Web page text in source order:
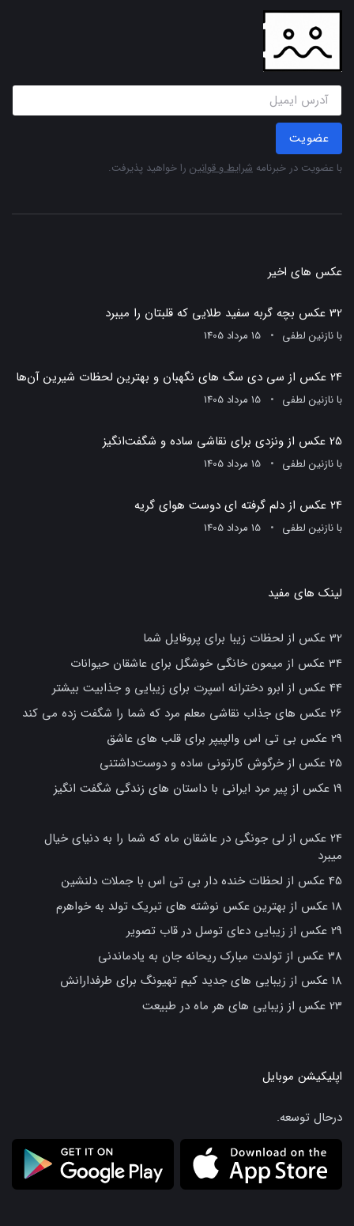
عضویت
با عضویت در خبرنامه شرایط و قوانین را خواهید پذیرفت.
عکس های اخیر
32 عکس بچه گربه سفید طلایی که قلبتان را میبرد
بانازنین لطفی 15 مرداد 1405
24 عکس از سی دی سگ های نگهبان و بهترین لحظات شیرین آن‌ها
بانازنین لطفی 15 مرداد 1405
25 عکس از ونزدی برای نقاشی ساده و شگفت‌انگیز
بانازنین لطفی 15 مرداد 1405
24 عکس از دلم گرفته ای دوست هوای گریه
بانازنین لطفی 15 مرداد 1405
لینک های مفید
32 عکس از لحظات زیبا برای پروفایل شما
34 عکس از میمون خانگی خوشگل برای عاشقان حیوانات
44 عکس از ابرو دخترانه اسپرت برای زیبایی و جذابیت بیشتر
26 عکس های جذاب نقاشی معلم مرد که شما را شگفت زده می کند
29 عکس بی تی اس والپیپر برای قلب های عاشق
25 عکس از خرگوش کارتونی ساده و دوست‌داشتنی
19 عکس از پیر مرد ایرانی با داستان های زندگی شگفت انگیز
24 عکس از لی جونگی در عاشقان ماه که شما را به دنیای خیال
میبرد
45 عکس از لحظات خنده دار بی تی اس با جملات دلنشین
18 عکس از بهترین عکس نوشته های تبریک تولد به خواهرم
29 عکس از زیبایی دعای توسل در قاب تصویر
38 عکس از تولدت مبارک ریحانه جان به یادماندنی
18 عکس از زیبایی های جدید کیم تهیونگ برای طرفدارانش
23 عکس از زیبایی های هر ماه در طبیعت
اپلیکیشن موبایل
درحال توسعه.